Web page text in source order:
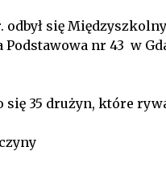
odbył się
Podstawowa nr 43 w
się 35 drużyn, które